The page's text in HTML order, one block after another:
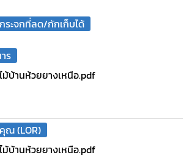
ระจกที่ลด/กักเก็บได้
ร
ม้บ้านห้วยยางเหนือ.pdf
ณ (LOR)
ม้บ้านห้วยยางเหนือ.pdf